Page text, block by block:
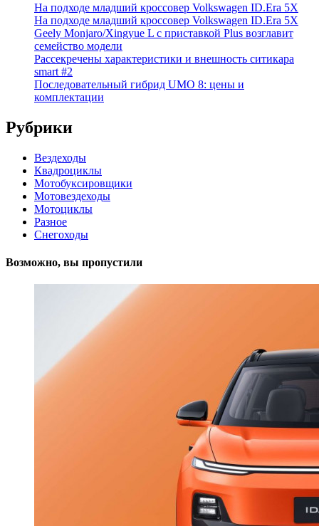
На подходе младший кроссовер Volkswagen ID.Era 5X
На подходе младший кроссовер Volkswagen ID.Era 5X
Geely Monjaro/Xingyue L с приставкой Plus возглавит
семейство модели
Рассекречены характеристики и внешность ситикара
smart #2
Последовательный гибрид UMO 8: цены и
комплектации
Рубрики
Вездеходы
Квадроциклы
Мотобуксировщики
Мотовездеходы
Мотоциклы
Разное
Снегоходы
Возможно, вы пропустили